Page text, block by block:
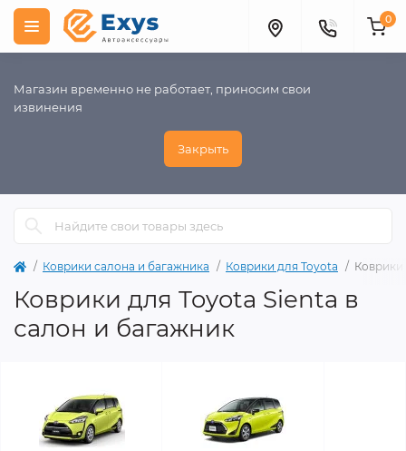
Магазин временно не работает, приносим свои
извинения
Закрыть
0
Коврики салона и багажника Коврики для Toyota Коврики
Коврики для Toyota Sienta в
салон и багажник